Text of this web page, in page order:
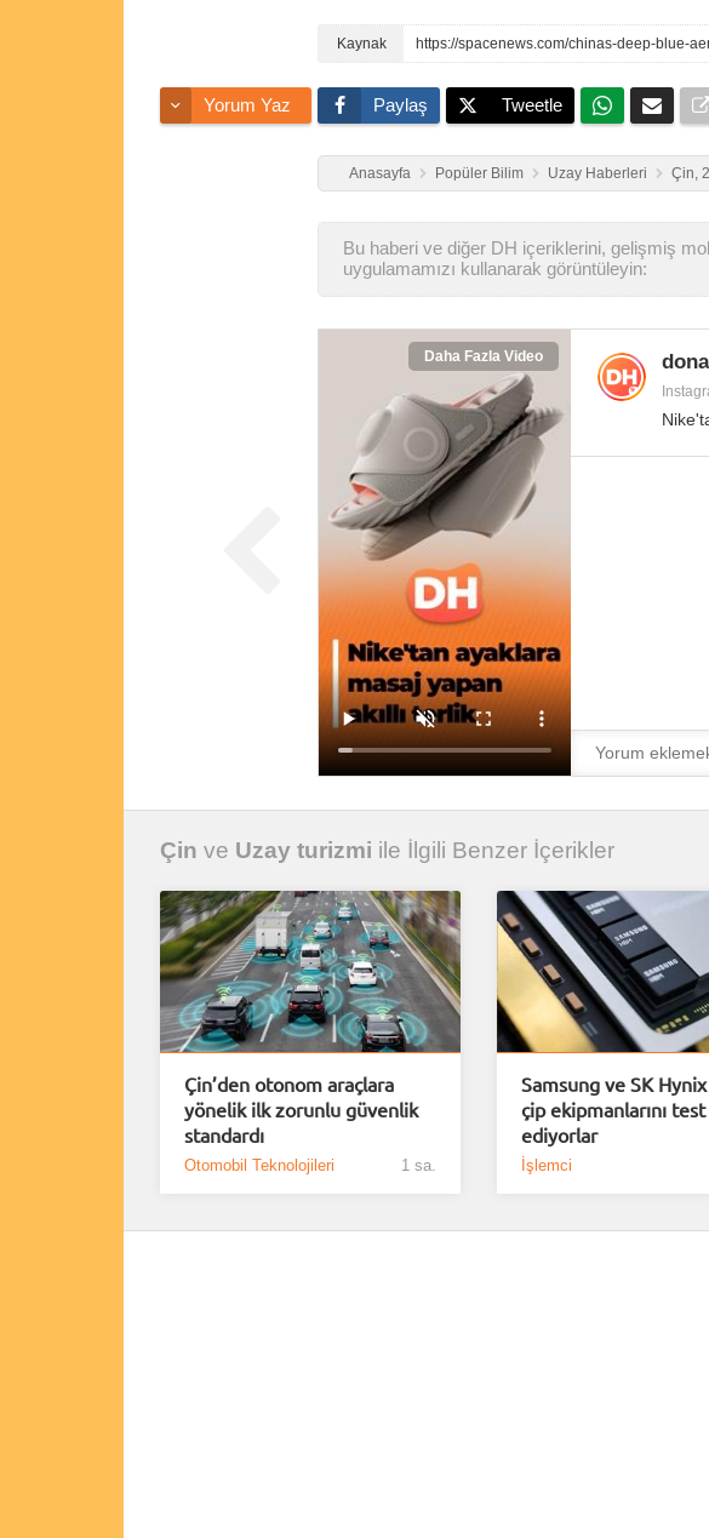
https://spacenews.com/chinas-deep-blue-
Yorum Yaz Paylaş Tweetle
Anasayfa Popüler Bilim Uzay Haberleri Çin,
Bu haberi ve diğer DH içeriklerini, gelişmiş
uygulamamızı kullanarak görüntüleyin:
Daha Fazla Video
Çin ve Uzay turizmi ile İlgili Benzer İçerikler
Çin’den otonom araçlara
yönelik ilk zorunlu güvenlik
standardı
Otomobil Teknolojileri 1 sa.
Samsung ve SK
çip ekipmanlarını test
ediyorlar
İşlemci